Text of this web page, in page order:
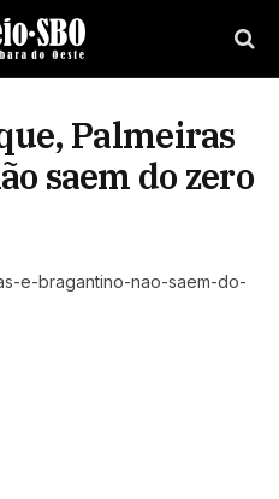
Palmeiras
saem do zero